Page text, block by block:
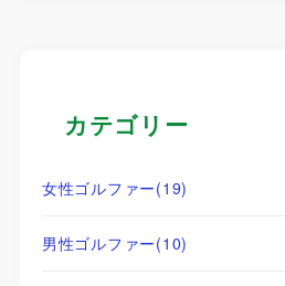
カテゴリー
女性ゴルファー(19)
男性ゴルファー(10)